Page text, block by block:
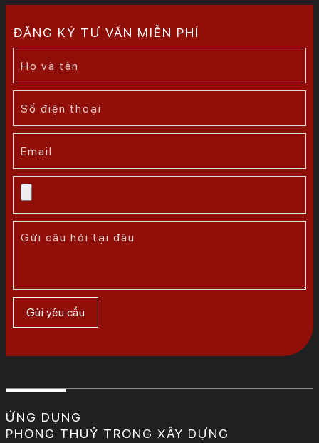
ĐĂNG KÝ TƯ VẤN MIỄN PHÍ
ỨNG DỤNG
PHONG THUỶ TRONG XÂY DỰNG